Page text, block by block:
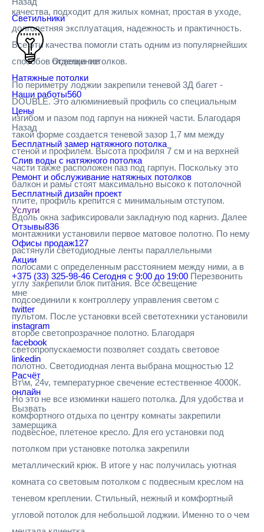
Светильники
Освещение
Натяжные потолки
Наши работы560
Цены
Назад
Бесплатный замер натяжного потолка
Слив воды с натяжного потолка
Ремонт и обслуживание натяжных потолков
Бесплатный дизайн проект
Услуги
Отзывы836
Офисы продаж127
Акции
+375 (33) 325-98-46 Сегодня с 9:00 до 19:00 Перезвонить
мне
twitter
instagram
facebook
linkedin
Расчёт
онлайн
Вызвать
замерщика
качества, подходит для жилых комнат, простая в уходе,
долголетняя эксплуатация, надежность и практичность.
Все эти качества помогли стать одним из популярнейших
способов отделки потолков.
По периметру лоджии закрепили теневой 3Д багет -
DOUBLE. Это алюминиевый профиль со специальным
изгибом и пазом под гарпун на нижней части. Благодаря
такой форме создается теневой зазор 1,7 мм между
стеной и профилем. Высота профиля 7 см и на верхней
части также расположен паз под гарпун. Поскольку это
балкон и рамы стоят максимально высоко к потолочной
плите, профиль крепится с минимальным отступом.
Вдоль окна зафиксировали закладную под карниз. Далее
монтажники установили первое матовое полотно. По нему
растянули светодиодные ленты параллельными
полосами с определенным расстоянием между ними, а в
углу закрепили блок питания. Все освещение
подсоединили к контроллеру управления светом с
пультом. После установки всей светотехники установили
второе светопрозрачное полотно. Благодаря
светопропускаемости позволяет создать световое
полотно. Светодиодная лента выбрана мощностью 12
Вт\м, 24v, температурное свечение естественное 4000К.
Но это не все изюминки нашего потолка. Для удобства и
комфортного отдыха по центру комнаты закрепили
подвесное, плетеное кресло. Для его установки под
потолком при установке потолка закрепили
металлический крюк. В итоге у нас получилась уютная
комната со световым потолком с подвесным креслом на
теневом креплении. Стильный, нежный и комфортный
угловой потолок для небольшой лоджии. Именно то о чем